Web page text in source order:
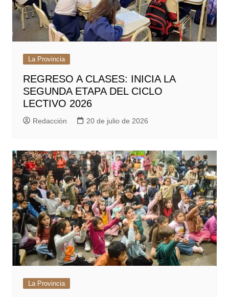
La Provincia
REGRESO A CLASES: INICIA LA
SEGUNDA ETAPA DEL CICLO
LECTIVO 2026
Redacción 20 de julio de 2026
La Provincia